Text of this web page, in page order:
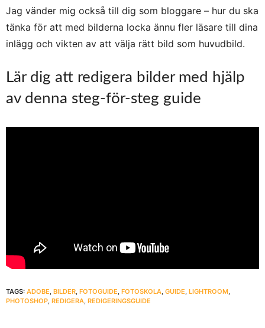
Jag vänder mig också till dig som bloggare – hur du ska
tänka för att med bilderna locka ännu fler läsare till dina
inlägg och vikten av att välja rätt bild som huvudbild.
Lär dig att redigera bilder med hjälp
av denna steg-för-steg guide
TAGS: ADOBE, BILDER, FOTOGUIDE, FOTOSKOLA, GUIDE, LIGHTROOM,
PHOTOSHOP, REDIGERA, REDIGERINGSGUIDE